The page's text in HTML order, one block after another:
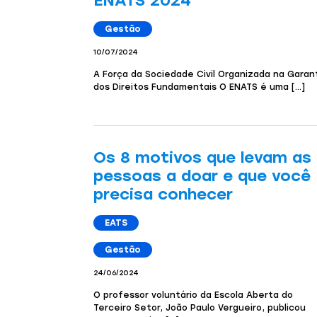
Gestão
10/07/2024
A Força da Sociedade Civil Organizada na
dos Direitos Fundamentais O ENATS é uma […]
Os 8 motivos que levam as
pessoas a doar e que você
precisa conhecer
EATS
Gestão
24/06/2024
O professor voluntário da Escola Aberta do
Terceiro Setor, João Paulo Vergueiro, publicou